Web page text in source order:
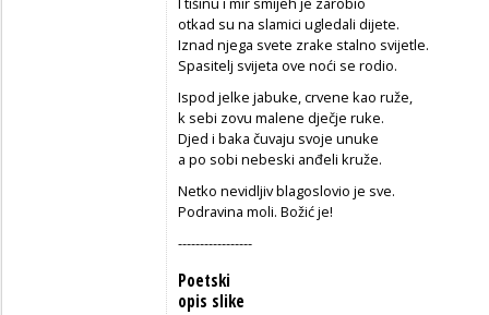
otkad su na slamici ugledali dijete.
Iznad njega svete zrake stalno svijetle.
Spasitelj svijeta ove noći se rodio.
Ispod jelke jabuke, crvene kao ruže,
k sebi zovu malene dječje ruke.
Djed i baka čuvaju svoje unuke
a po sobi nebeski anđeli kruže.
Netko nevidljiv blagoslovio je sve.
Podravina moli. Božić je!
-----------------
Poetski
opis slike